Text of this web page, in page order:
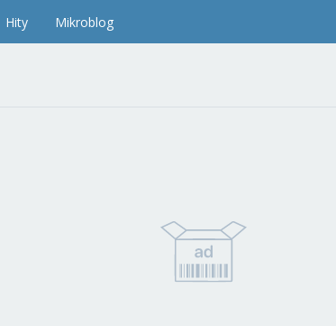
Hity Mikroblog